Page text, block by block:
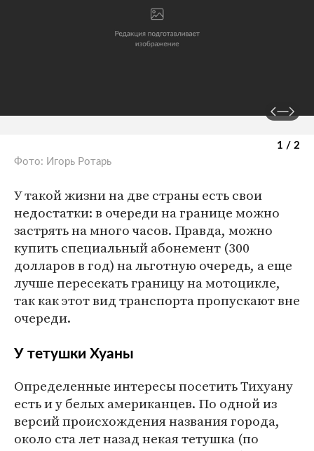
1 / 2
Фото: Игорь Ротарь
У такой жизни на две страны есть свои
недостатки: в очереди на границе можно
застрять на много часов. Правда, можно
купить специальный абонемент (300
долларов в год) на льготную очередь, а еще
лучше пересекать границу на мотоцикле,
так как этот вид транспорта пропускают вне
очереди.
У тетушки Хуаны
Определенные интересы посетить Тихуану
есть и у белых американцев. По одной из
версий происхождения названия города,
около ста лет назад некая тетушка (по